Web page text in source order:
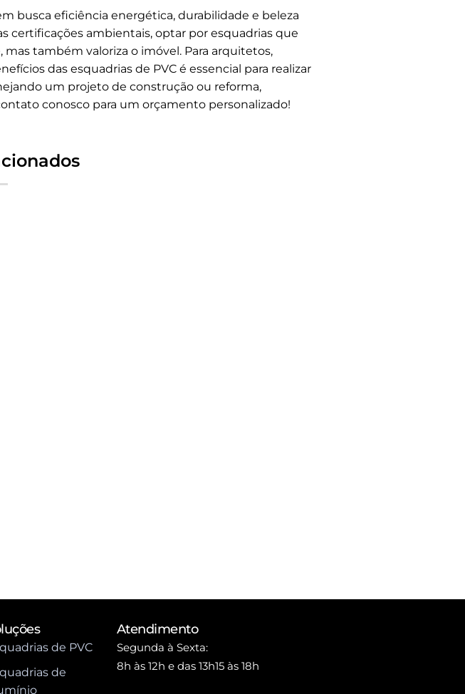
busca eficiência energética, durabilidade e beleza
certificações ambientais, optar por esquadrias que
também valoriza o imóvel. Para arquitetos,
das esquadrias de PVC é essencial para realizar
um projeto de construção ou reforma,
conosco para um orçamento personalizado!
de PVC
de
Atendimento
Segunda à Sexta:
8h às 12h e das 13h15 às 18h